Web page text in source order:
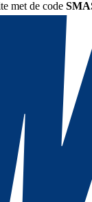
met de code